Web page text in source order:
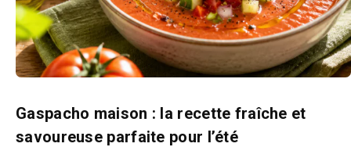
Gaspacho maison : la recette fraîche et
savoureuse parfaite pour l’été